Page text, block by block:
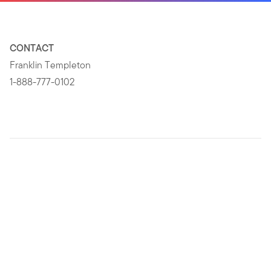
CONTACT
Franklin Templeton
1-888-777-0102